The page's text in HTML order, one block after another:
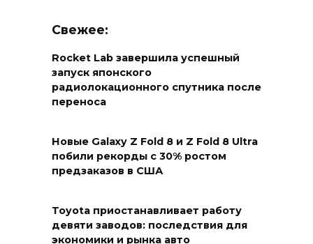
Свежее:
Rocket Lab завершила успешный
запуск японского
радиолокационного спутника после
переноса
Новые Galaxy Z Fold 8 и Z Fold 8 Ultra
побили рекорды с 30% ростом
предзаказов в США
Toyota приостанавливает работу
девяти заводов: последствия для
экономики и рынка авто